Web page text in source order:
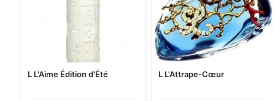
L L'Aime Édition d'Été L L'Attrape-Cœur